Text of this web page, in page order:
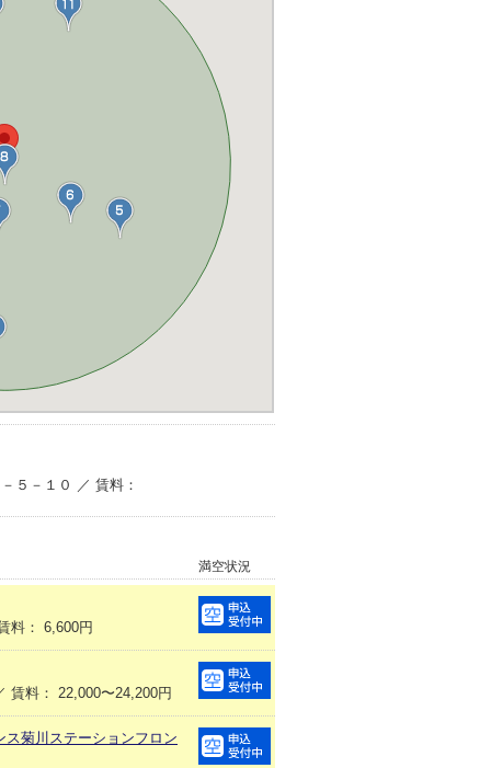
５－１０ ／ 賃料：
満空状況
料： 6,600円
賃料： 22,000〜24,200円
菊川ステーションフロン